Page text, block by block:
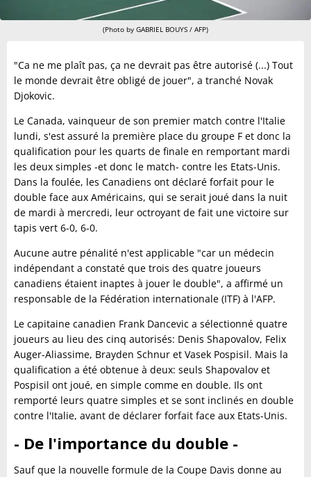
(Photo by GABRIEL BOUYS / AFP)
"Ca ne me plaît pas, ça ne devrait pas être autorisé (...) Tout
le monde devrait être obligé de jouer", a tranché Novak
Djokovic.
Le Canada, vainqueur de son premier match contre l'Italie
lundi, s'est assuré la première place du groupe F et donc la
qualification pour les quarts de finale en remportant mardi
les deux simples -et donc le match- contre les Etats-Unis.
Dans la foulée, les Canadiens ont déclaré forfait pour le
double face aux Américains, qui se serait joué dans la nuit
de mardi à mercredi, leur octroyant de fait une victoire sur
tapis vert 6-0, 6-0.
Aucune autre pénalité n'est applicable "car un médecin
indépendant a constaté que trois des quatre joueurs
canadiens étaient inaptes à jouer le double", a affirmé un
responsable de la Fédération internationale (ITF) à l'AFP.
Le capitaine canadien Frank Dancevic a sélectionné quatre
joueurs au lieu des cinq autorisés: Denis Shapovalov, Felix
Auger-Aliassime, Brayden Schnur et Vasek Pospisil. Mais la
qualification a été obtenue à deux: seuls Shapovalov et
Pospisil ont joué, en simple comme en double. Ils ont
remporté leurs quatre simples et se sont inclinés en double
contre l'Italie, avant de déclarer forfait face aux Etats-Unis.
- De l'importance du double -
Sauf que la nouvelle formule de la Coupe Davis donne au